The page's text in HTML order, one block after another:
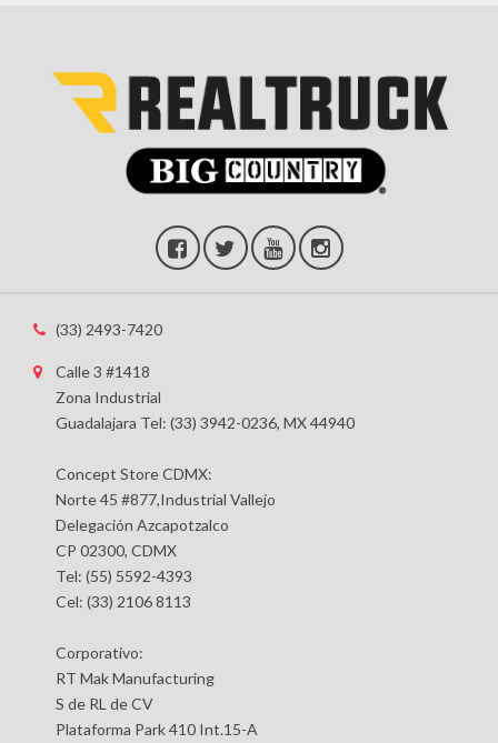
(33) 2493-7420
Calle 3 #1418
Zona Industrial
Guadalajara Tel: (33) 3942-0236, MX 44940
Concept Store CDMX:
Norte 45 #877,Industrial Vallejo
Delegación Azcapotzalco
CP 02300, CDMX
Tel: (55) 5592-4393
Cel: (33) 2106 8113
Corporativo:
RT Mak Manufacturing
S de RL de CV
Plataforma Park 410 Int.15-A